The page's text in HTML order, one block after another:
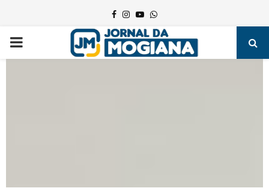
Facebook
Instagram
YoutubeWhatsapp
PRIMARY